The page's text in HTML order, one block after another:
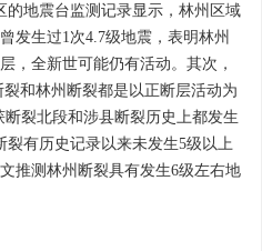
的地震台监测记录显示，林州区域
发生过1次4.7级地震，表明林州
，全新世可能仍有活动。其次，
和林州断裂都是以正断层活动为
裂北段和涉县断裂历史上都发生
有历史记录以来未发生5级以上
推测林州断裂具有发生6级左右地